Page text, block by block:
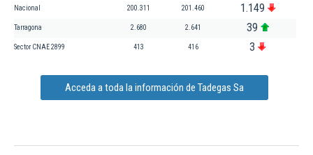
Nacional 200.311 201.460 1.149
Tarragona 2.680 2.641 39
Sector CNAE 2899 413 416 3
Acceda a toda la información de Tadegas Sa